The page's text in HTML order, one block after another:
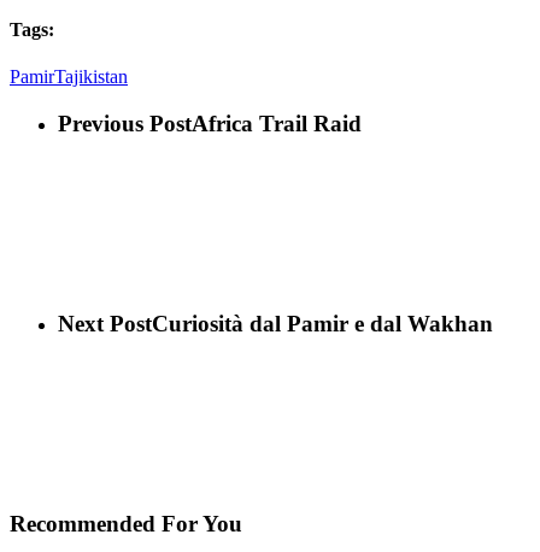
Tags:
PamirTajikistan
Previous PostAfrica Trail Raid
Next PostCuriosità dal Pamir e dal Wakhan
Recommended For You